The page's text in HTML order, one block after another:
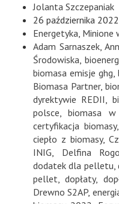
Jolanta Szczepaniak
26 października 2022
Energetyka, Minione
Adam Sarnaszek,
Środowiska,
biomasa emisje ghg,
Biomasa Partner,
dyrektywie REDII,
polsce,biomasa w
certyfikacja biomasy,
ciepło z biomasy,
INIG, Delfina
dodatek dla pelletu,
pellet,dopłaty,
Drewno S2AP,